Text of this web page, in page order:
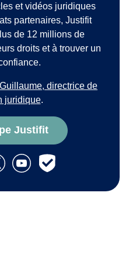
et vidéos juridiques
partenaires, Justifit
de 12 millions de
droits et à trouver un
directrice de
juridique.
Justifit